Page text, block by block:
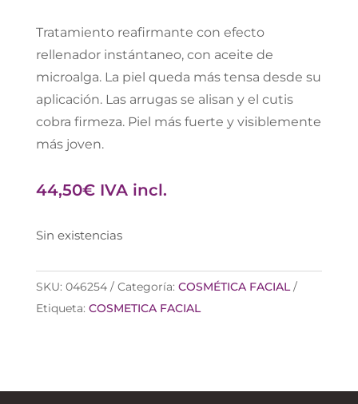
Tratamiento reafirmante con efecto
rellenador instántaneo, con aceite de
microalga. La piel queda más tensa desde su
aplicación. Las arrugas se alisan y el cutis
cobra firmeza. Piel más fuerte y visiblemente
más joven.
44,50€ IVA incl.
Sin existencias
SKU: 046254 Categoría: COSMÉTICA FACIAL
Etiqueta: COSMETICA FACIAL